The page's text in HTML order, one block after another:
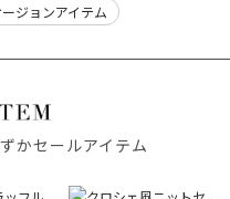
ジョンアイテム
かセールアイテム